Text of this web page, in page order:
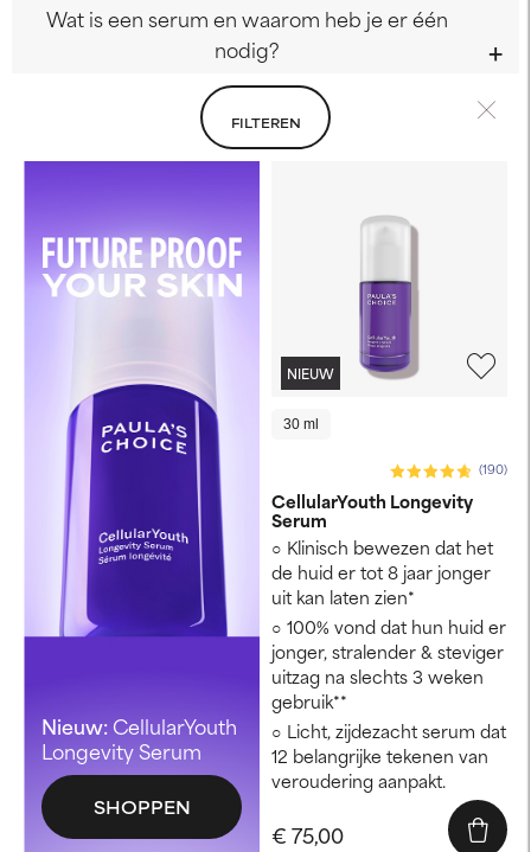
Wat is een serum en waarom heb je er één
nodig?
FILTEREN
Nieuw:CellularYouth
Longevity Serum
SHOPPEN
NIEUW
30 ml
(190)
CellularYouth Longevity
Serum
Klinisch bewezen dat het
de huid er tot 8 jaar jonger
uit kan laten zien*
100% vond dat hun huid er
jonger, stralender & steviger
uitzag na slechts 3 weken
gebruik**
Licht, zijdezacht serum dat
12 belangrijke tekenen van
veroudering aanpakt.
€ 75,00